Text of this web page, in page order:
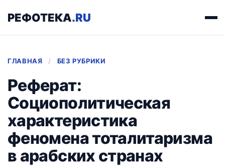
РЕФОТЕКА.RU
ГЛАВНАЯ / БЕЗ РУБРИКИ
Реферат:
Социополитическая
характеристика
феномена тоталитаризма
в арабских странах